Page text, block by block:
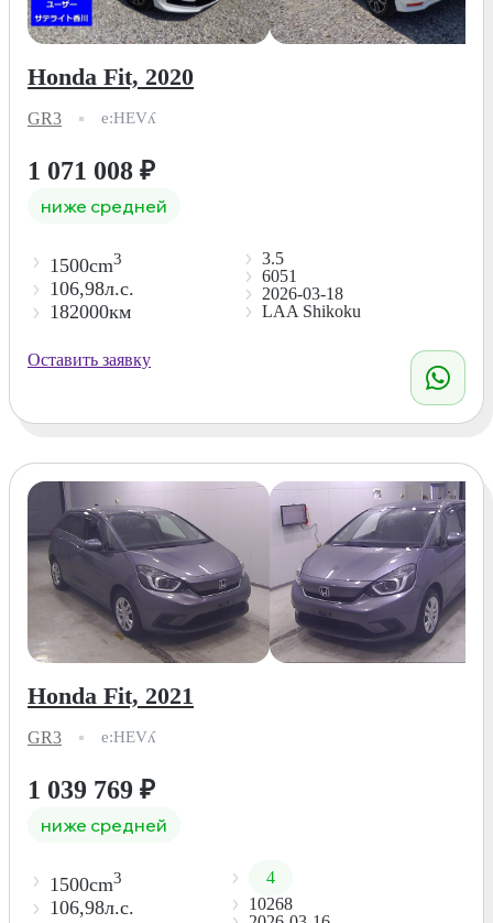
Honda Fit, 2020
GR3 e:HEVʎ
1 071 008 ₽
ниже средней
1500cm3
106,98л.с.
182000км
3.5
6051
2026-03-18
LAA Shikoku
Оставить заявку
Honda Fit, 2021
GR3 e:HEVʎ
1 039 769 ₽
ниже средней
1500cm3
106,98л.с.
4
10268